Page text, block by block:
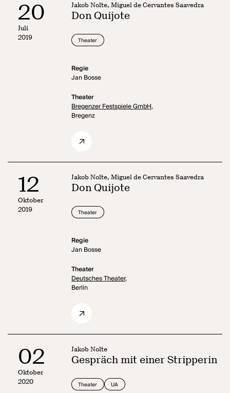
20
Juli
2019
Jakob Nolte, Miguel de Cervantes Saavedra
Don Quijote
Theater
Regie
Jan Bosse
Theater
Bregenzer Festspiele GmbH,
Bregenz
12
Oktober
2019
Jakob Nolte, Miguel de Cervantes Saavedra
Don Quijote
Theater
Regie
Jan Bosse
Theater
Deutsches Theater,
Berlin
02
Oktober
2020
Jakob Nolte
Gespräch mit einer Stripperin
Theater UA